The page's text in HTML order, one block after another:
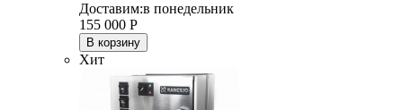
Доставим:в понедельник
155 000 Р
В корзину
Хит